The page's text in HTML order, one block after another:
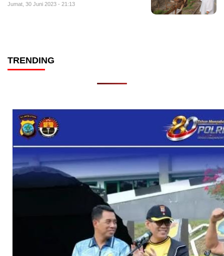
Jumat, 30 Juni 2023 - 21:13
TRENDING